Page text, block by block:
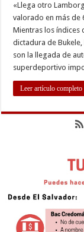
«Llega otro
valorado en más de
Mientras los índices
dictadura de
son la llegada de
superdeportivo
Leer artículo completo